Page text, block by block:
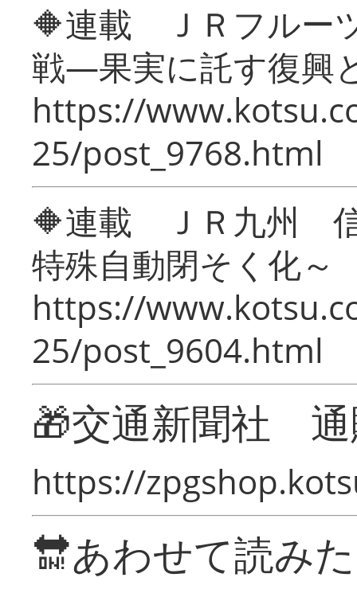
🔶連載 ＪＲフルー
戦―果実に託す復興
https://
25/post_9768.html
🔶連載 ＪＲ九州 信
特殊自動閉そく化～
https://
25/post_9604.html
🎁交通新聞社
https://
🔛あわせて読み